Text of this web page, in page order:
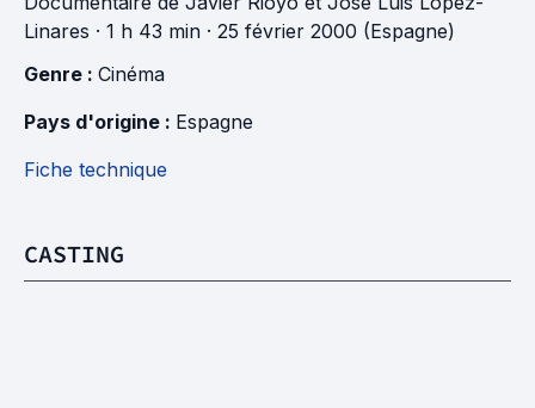
Linares · 1 h 43 min · 25 février 2000 (Espagne)
Genre : Cinéma
Pays d'origine : Espagne
Fiche technique
CASTING